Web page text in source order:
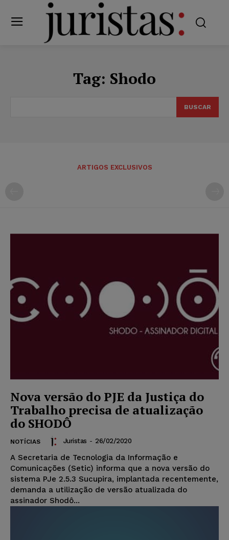
Tag: Shodo
BUSCAR
ARTIGOS EXCLUSIVOS
Nova versão do PJE da Justiça do
Trabalho precisa de atualização
do SHODÔ
NOTÍCIAS Juristas - 26/02/2020
A Secretaria de Tecnologia da Informação e
Comunicações (Setic) informa que a nova versão do
sistema PJe 2.5.3 Sucupira, implantada recentemente,
demanda a utilização de versão atualizada do
assinador Shodô...